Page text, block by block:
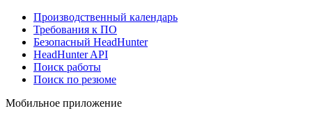
Производственный календарь
Требования к ПО
Безопасный HeadHunter
HeadHunter API
Поиск работы
Поиск по резюме
Мобильное приложение